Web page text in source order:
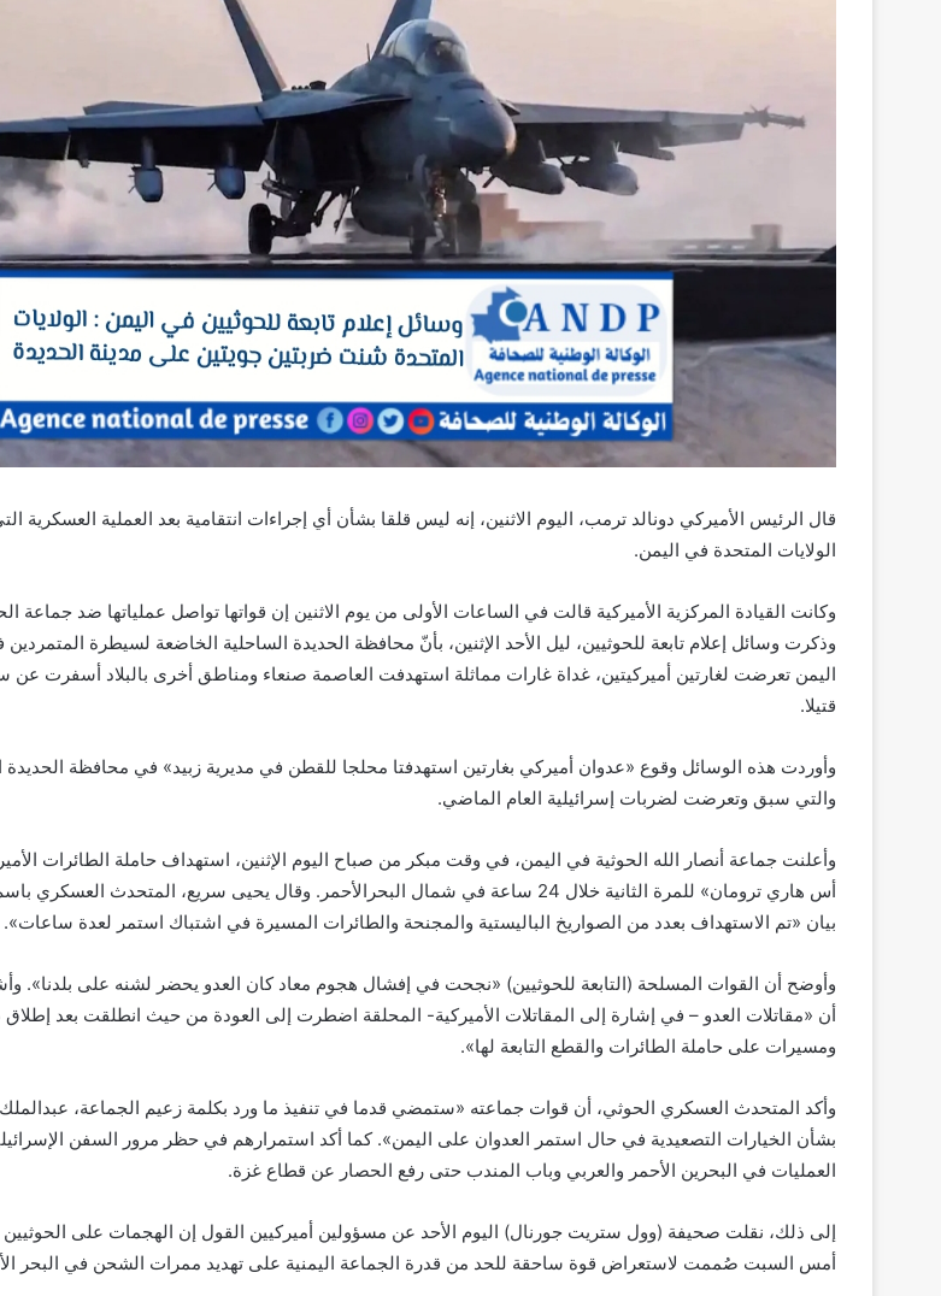
قال الرئيس الأميركي دونالد ترمب، اليوم الاثنين، إنه ليس قلقا بشأن أي إجراءات انتقامية بعد العملية العسكرية
الولايات المتحدة في اليمن.
وكانت القيادة المركزية الأميركية قالت في الساعات الأولى من يوم الاثنين إن قواتها تواصل عملياتها ضد جماعة
وذكرت وسائل إعلام تابعة للحوثيين، ليل الأحد الإثنين، بأنّ محافظة الحديدة الساحلية الخاضعة لسيطرة
قتيلا.
وأوردت هذه الوسائل وقوع «عدوان أميركي بغارتين استهدفتا محلجا للقطن في مديرية زبيد» في محافظة الحديدة
والتي سبق وتعرضت لضربات إسرائيلية العام الماضي.
وأعلنت جماعة أنصار الله الحوثية في اليمن، في وقت مبكر من صباح اليوم الإثنين، استهداف حاملة الطائرات
أس هاري ترومان» للمرة الثانية خلال 24 ساعة في شمال البحرالأحمر. وقال يحيى سريع، المتحدث
بيان «تم الاستهداف بعدد من الصواريخ الباليستية والمجنحة والطائرات المسيرة في اشتباك استمر لعدة ساعات».
وأوضح أن القوات المسلحة (التابعة للحوثيين) «نجحت في إفشال هجوم معاد كان العدو يحضر لشنه على بلدنا».
أن «مقاتلات العدو – في إشارة إلى المقاتلات الأميركية- المحلقة اضطرت إلى العودة من حيث انطلقت بعد إطلاق
ومسيرات على حاملة الطائرات والقطع التابعة لها».
وأكد المتحدث العسكري الحوثي، أن قوات جماعته «ستمضي قدما في تنفيذ ما ورد بكلمة زعيم الجماعة،
بشأن الخيارات التصعيدية في حال استمر العدوان على اليمن». كما أكد استمرارهم في حظر مرور السفن
العمليات في البحرين الأحمر والعربي وباب المندب حتى رفع الحصار عن قطاع غزة.
إلى ذلك، نقلت صحيفة (وول ستريت جورنال) اليوم الأحد عن مسؤولين أميركيين القول إن الهجمات على الحوثيين
أمس السبت صُممت لاستعراض قوة ساحقة للحد من قدرة الجماعة اليمنية على تهديد ممرات الشحن في البحر